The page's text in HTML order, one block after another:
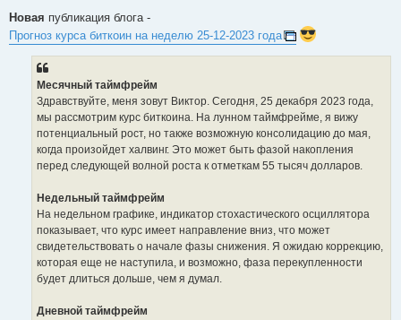
s
Новая публикация блога -
Прогноз курса биткоин на неделю 25-12-2023 года
Месячный таймфрейм
Здравствуйте, меня зовут Виктор. Сегодня, 25 декабря 2023 года,
мы рассмотрим курс биткоина. На лунном таймфрейме, я вижу
потенциальный рост, но также возможную консолидацию до мая,
когда произойдет халвинг. Это может быть фазой накопления
перед следующей волной роста к отметкам 55 тысяч долларов.
Недельный таймфрейм
На недельном графике, индикатор стохастического осциллятора
показывает, что курс имеет направление вниз, что может
свидетельствовать о начале фазы снижения. Я ожидаю коррекцию,
которая еще не наступила, и возможно, фаза перекупленности
будет длиться дольше, чем я думал.
Дневной таймфрейм